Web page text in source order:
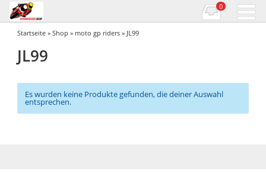
0
Startseite »Shop » moto gp riders » JL99
JL99
Es wurden keine Produkte gefunden, die deiner Auswahl
entsprechen.